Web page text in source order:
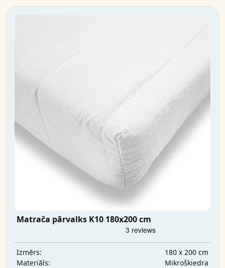
Matrača pārvalks K10 180x200 cm
Izmērs:
180 x 200 cm
Materiāls:
Mikrošķiedra